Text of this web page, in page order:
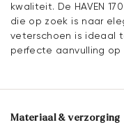
kwaliteit. De HAVEN
die op zoek is naar
veterschoen is ideaal
perfecte aanvulling
Materiaal & verzorging